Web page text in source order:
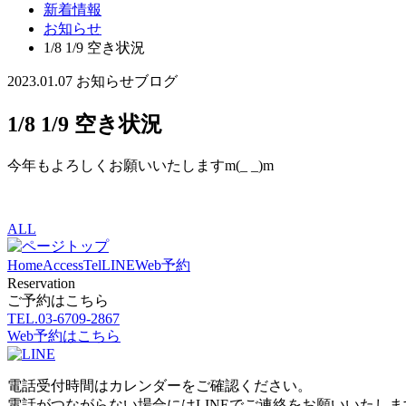
新着情報
お知らせ
1/8 1/9 空き状況
2023.01.07 お知らせブログ
1/8 1/9 空き状況
今年もよろしくお願いいたしますm(_ _)m
ALL
HomeAccessTelLINEWeb予約
Reservation
ご予約はこちら
TEL.03-6709-2867
Web予約はこちら
電話受付時間はカレンダーをご確認ください。